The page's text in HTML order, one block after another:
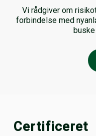
Vi rådgiver om
forbindelse med
Certificeret